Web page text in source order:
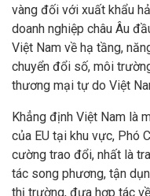
vàng đối với xuất khẩu
doanh nghiệp châu Âu
Việt Nam về hạ tầng,
chuyển đổi số, môi
thương mại tự do Việt
Khẳng định Việt Nam là
của EU tại khu vực, Phó
cường trao đổi, nhất là
tác song phương, tận
thị trường, đưa hợp tác